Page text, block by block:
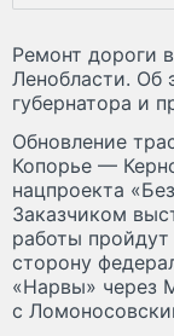
Ремонт дороги
Ленобласти. Об
губернатора и
Обновление
Копорье —
нацпроекта
Заказчиком
работы пройдут
сторону
«Нарвы» через
с